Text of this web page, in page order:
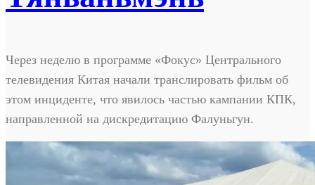
Через неделю в программе «Фокус» Центрального
телевидения Китая начали транслировать фильм об
этом инциденте, что явилось частью кампании КПК,
направленной на дискредитацию Фалуньгун.